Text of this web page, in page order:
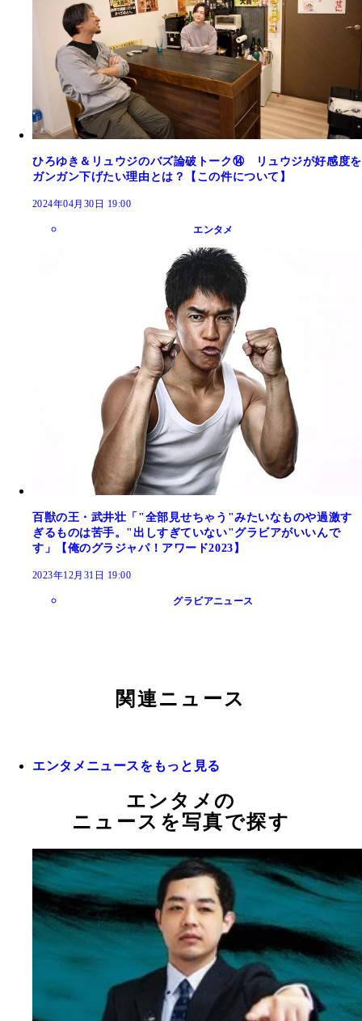
ひろゆき＆リュウジのバズ論破トーク⑭ リュウジが好感度を
ガンガン下げたい理由とは？【この件について】
2024年04月30日 19:00
エンタメ
百獣の王・武井壮「"全部見せちゃう"みたいなものや過激す
ぎるものは苦手。"出しすぎていない"グラビアがいいんで
す」【俺のグラジャパ！アワード2023】
2023年12月31日 19:00
グラビアニュース
関連ニュース
エンタメニュースをもっと見る
エンタメの
ニュースを写真で探す